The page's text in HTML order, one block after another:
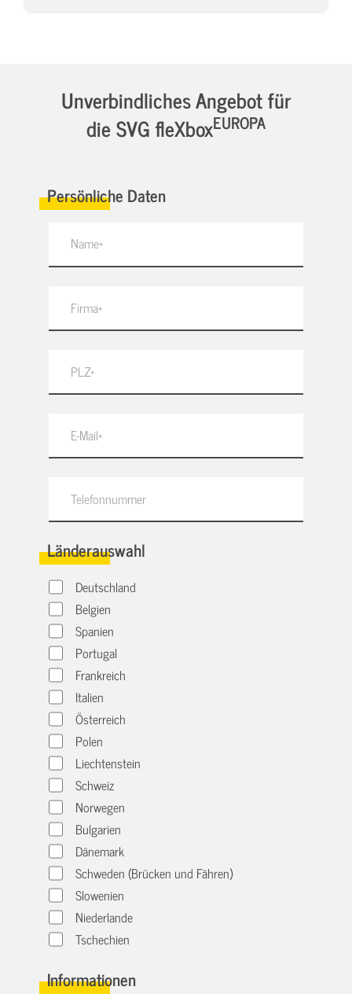
Unverbindliches Angebot für
die SVG fleXboxEUROPA
Persönliche Daten
Länderauswahl
Deutschland
Belgien
Spanien
Portugal
Frankreich
Italien
Österreich
Polen
Liechtenstein
Schweiz
Norwegen
Bulgarien
Dänemark
Schweden (Brücken und Fähren)
Slowenien
Niederlande
Tschechien
Informationen